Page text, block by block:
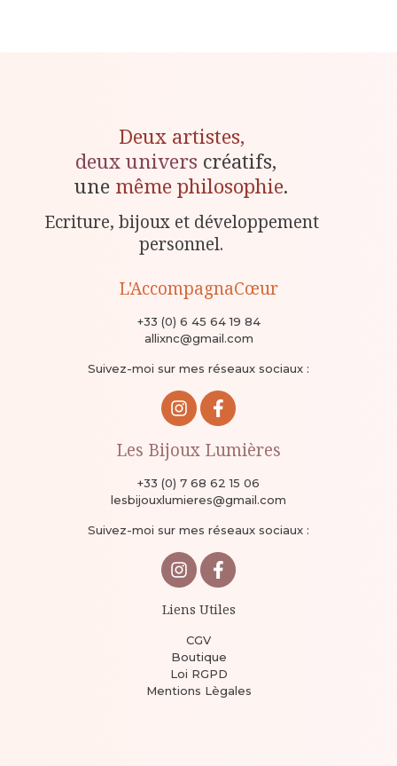
Deux artistes,
deux univers créatifs,
une même philosophie.
Ecriture, bijoux et développement
personnel.
L'AccompagnaCœur
+33 (0) 6 45 64 19 84
allixnc@gmail.com
Suivez-moi sur mes réseaux sociaux :
Les Bijoux Lumières
+33 (0) 7 68 62 15 06
lesbijouxlumieres@gmail.com
Suivez-moi sur mes réseaux sociaux :
Liens Utiles
CGV
Boutique
Loi RGPD
Mentions Lègales